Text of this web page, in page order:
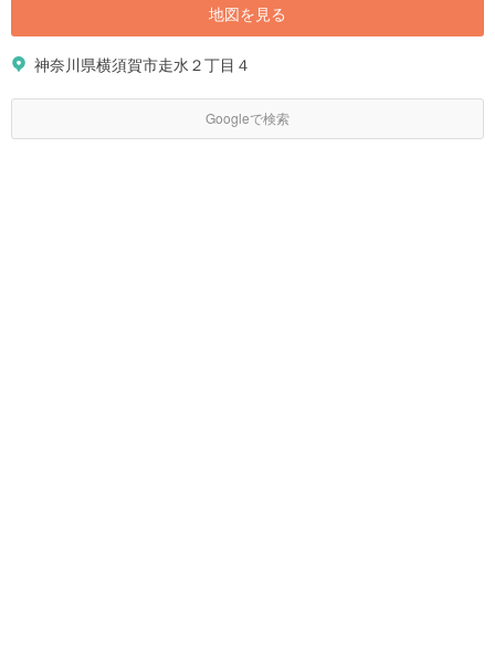
地図を見る
神奈川県横須賀市走水２丁目４
Googleで検索